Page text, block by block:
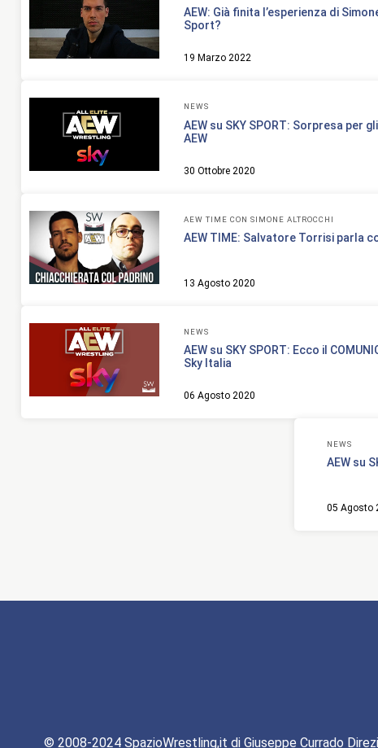
AEW: Già finita l’esperienza di
Sport?
19 Marzo 2022
NEWS
AEW su SKY SPORT: Sorpresa per
AEW
30 Ottobre 2020
AEW TIME CON SIMONE ALTROCCHI
AEW TIME: Salvatore Torrisi parla
13 Agosto 2020
NEWS
AEW su SKY SPORT: Ecco il
Sky Italia
06 Agosto 2020
NEWS
AEW su
05 Agosto
© 2008-2024 SpazioWrestling,it di Giuseppe Currado